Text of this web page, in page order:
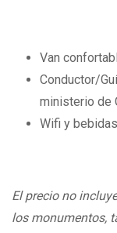
Van
Conductor/
ministerio de
Wifi y
El precio no
los monumentos,